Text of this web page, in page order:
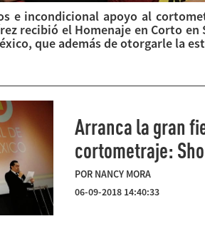
e incondicional apoyo al
recibió el Homenaje en Corto en
que además de otorgarle la
Arranca la gran
cortometraje:
POR NANCY MORA
06-09-2018 14:40:33